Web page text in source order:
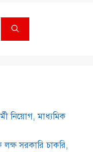
নিয়োগ, মাধ্যমিক
সরকারি চাকরি,